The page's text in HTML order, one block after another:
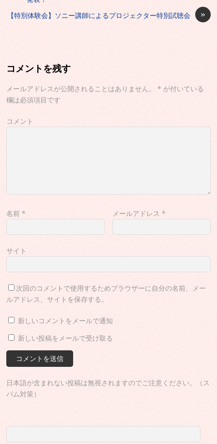
»
【特別体験会】ソニー講師によるプロジェクター特別試聴会
コメントを残す
メールアドレスが公開されることはありません。 * が付いている
欄は必須項目です
コメント
名前* メールアドレス*
サイト
次回のコメントで使用するためブラウザーに自分の名前、メー
ルアドレス、サイトを保存する。
新しいコメントをメールで通知
新しい投稿をメールで受け取る
日本語が含まれない投稿は無視されますのでご注意ください。（ス
パム対策）